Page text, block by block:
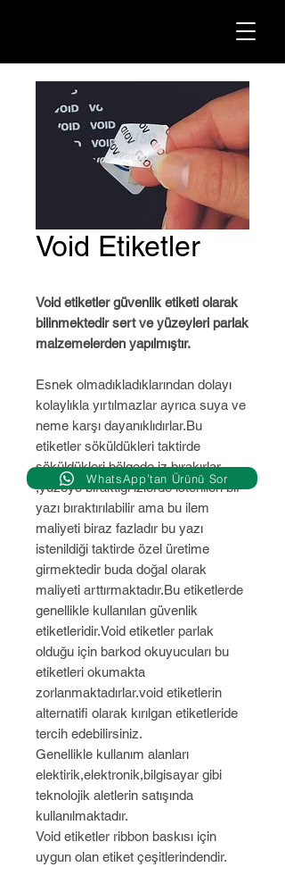
Void Etiketler
Void etiketler güvenlik etiketi olarak
bilinmektedir sert ve yüzeyleri parlak
malzemelerden yapılmıştır.
Esnek olmadıkladıklarından dolayı
kolaylıkla yırtılmazlar ayrıca suya ve
neme karşı dayanıklıdırlar.Bu
etiketler söküldükleri taktirde
söküldükleri bölgede iz bırakırlar
,yüzeye bıraktığı izlerde istenilen bir
yazı bıraktırılabilir ama bu ilem
maliyeti biraz fazladır bu yazı
istenildiği taktirde özel üretime
girmektedir buda doğal olarak
maliyeti arttırmaktadır.Bu etiketlerde
genellikle kullanılan güvenlik
etiketleridir.Void etiketler parlak
olduğu için barkod okuyucuları bu
etiketleri okumakta
zorlanmaktadırlar.void etiketlerin
alternatifi olarak kırılgan etiketleride
tercih edebilirsiniz.
Genellikle kullanım alanları
elektirik,elektronik,bilgisayar gibi
teknolojik aletlerin satışında
kullanılmaktadır.
Void etiketler ribbon baskısı için
uygun olan etiket çeşitlerindendir.
WhatsApp’tan Ürünü Sor